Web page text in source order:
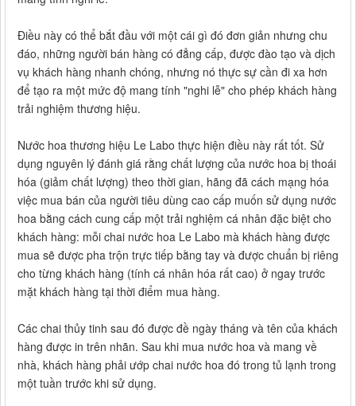
Điều này có thể bắt đầu với một cái gì đó đơn giản nhưng chu
đáo, những người bán hàng có đẳng cấp, được đào tạo và dịch
vụ khách hàng nhanh chóng, nhưng nó thực sự cần đi xa hơn
để tạo ra một mức độ mang tính "nghi lễ" cho phép khách hàng
trải nghiệm thương hiệu.
Nước hoa thương hiệu Le Labo thực hiện điều này rất tốt. Sử
dụng nguyên lý đánh giá rằng chất lượng của nước hoa bị thoái
hóa (giảm chất lượng) theo thời gian, hãng đã cách mạng hóa
việc mua bán của người tiêu dùng cao cấp muốn sử dụng nước
hoa bằng cách cung cấp một trải nghiệm cá nhân đặc biệt cho
khách hàng: mỗi chai nước hoa Le Labo mà khách hàng được
mua sẽ được pha trộn trực tiếp bằng tay và được chuẩn bị riêng
cho từng khách hàng (tính cá nhân hóa rất cao) ở ngay trước
mặt khách hàng tại thời điểm mua hàng.
Các chai thủy tinh sau đó được đề ngày tháng và tên của khách
hàng được in trên nhãn. Sau khi mua nước hoa và mang về
nhà, khách hàng phải ướp chai nước hoa đó trong tủ lạnh trong
một tuần trước khi sử dụng.